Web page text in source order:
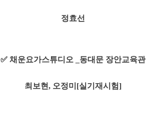
정효선
✅ 채운요가스튜디오 _동대문 장안교육관
최보현, 오정미[실기재시험]